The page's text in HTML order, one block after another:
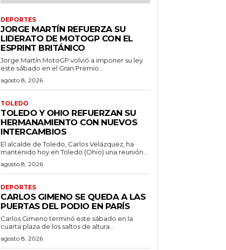
DEPORTES
JORGE MARTÍN REFUERZA SU
LIDERATO DE MOTOGP CON EL
ESPRINT BRITÁNICO
Jorge Martín MotoGP volvió a imponer su ley
este sábado en el Gran Premio...
agosto 8, 2026
TOLEDO
TOLEDO Y OHIO REFUERZAN SU
HERMANAMIENTO CON NUEVOS
INTERCAMBIOS
El alcalde de Toledo, Carlos Velázquez, ha
mantenido hoy en Toledo (Ohio) una reunión...
agosto 8, 2026
DEPORTES
CARLOS GIMENO SE QUEDA A LAS
PUERTAS DEL PODIO EN PARÍS
Carlos Gimeno terminó este sábado en la
cuarta plaza de los saltos de altura...
agosto 8, 2026